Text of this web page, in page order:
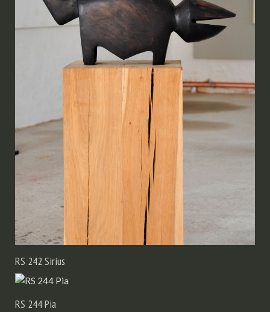
RS 242 Sirius
RS 244 Pia